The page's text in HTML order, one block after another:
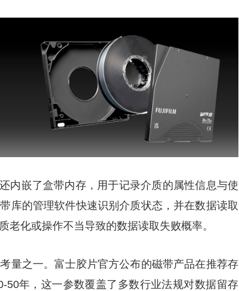
内嵌了盒带内存，用于记录介质的属性信息与使
库的管理软件快速识别介质状态，并在数据读取
老化或操作不当导致的数据读取失败概率。
量之一。富士胶片官方公布的磁带产品在推荐存
50年，这一参数覆盖了多数行业法规对数据留存